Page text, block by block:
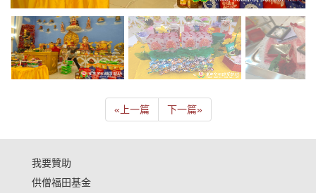
« 上一篇 下一篇»
我要贊助
供僧福田基金